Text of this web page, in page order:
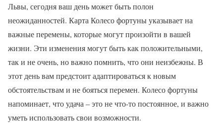
Львы, сегодня ваш день может быть полон
неожиданностей. Карта Колесо фортуны указывает на
важные перемены, которые могут произойти в вашей
жизни. Эти изменения могут быть как положительными,
так и не очень, но важно помнить, что они неизбежны. В
этот день вам предстоит адаптироваться к новым
обстоятельствам и не бояться перемен. Колесо фортуны
напоминает, что удача – это не что-то постоянное, и важно
уметь использовать свои возможности.